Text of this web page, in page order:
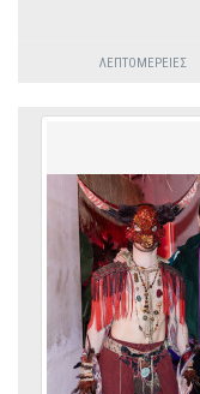
ΛΕΠΤΟΜΈΡΕΙΕΣ